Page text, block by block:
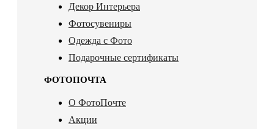
Декор Интерьера
Фотосувениры
Одежда с Фото
Подарочные сертификаты
ФОТОПОЧТА
О ФотоПочте
Акции